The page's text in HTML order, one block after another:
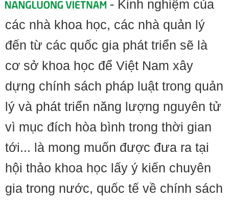
- Kinh nghiệm của
các nhà khoa học, các nhà quản lý
đến từ các quốc gia phát triển sẽ là
cơ sở khoa học để Việt Nam xây
dựng chính sách pháp luật trong quản
lý và phát triển năng lượng nguyên tử
vì mục đích hòa bình trong thời gian
tới... là mong muốn được đưa ra tại
hội thảo khoa học lấy ý kiến chuyên
gia trong nước, quốc tế về chính sách